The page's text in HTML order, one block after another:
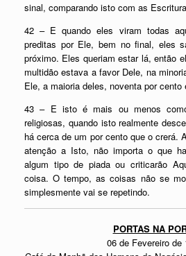
sinal, comparando isto com as
42 – E quando eles viram todas
preditas por Ele, bem no final, eles
próximo. Eles queriam estar lá, então
multidão estava a favor Dele, na
Ele, a maioria deles, noventa por
43 – E isto é mais ou menos
religiosas, quando isto realmente
há cerca de um por cento que o crerá.
atenção a Isto, não importa o que
algum tipo de piada ou criticarão
coisa. O tempo, as coisas não se
simplesmente vai se repetindo.
PORTAS NA
06 de Fevereiro de